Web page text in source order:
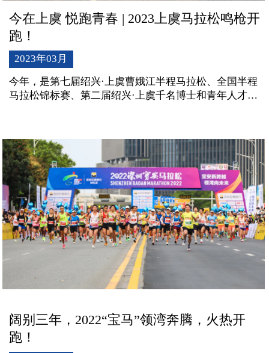
今在上虞 悦跑青春 | 2023上虞马拉松鸣枪开
跑！
2023年03月
今年，是第七届绍兴·上虞曹娥江半程马拉松、全国半程
马拉松锦标赛、第二届绍兴·上虞千名博士和青年人才马
运动赛事，更是上虞为锚定“青春之城”人才高地而打造
的一场以马拉松为名义的大型人才聚会。
阔别三年，2022“宝马”领湾奔腾，火热开
跑！